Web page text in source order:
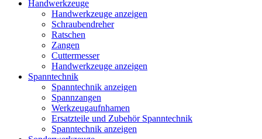
Handwerkzeuge
Handwerkzeuge anzeigen
Schraubendreher
Ratschen
Zangen
Cuttermesser
Handwerkzeuge anzeigen
Spanntechnik
Spanntechnik anzeigen
Spannzangen
Werkzeugaufnhamen
Ersatzteile und Zubehör Spanntechnik
Spanntechnik anzeigen